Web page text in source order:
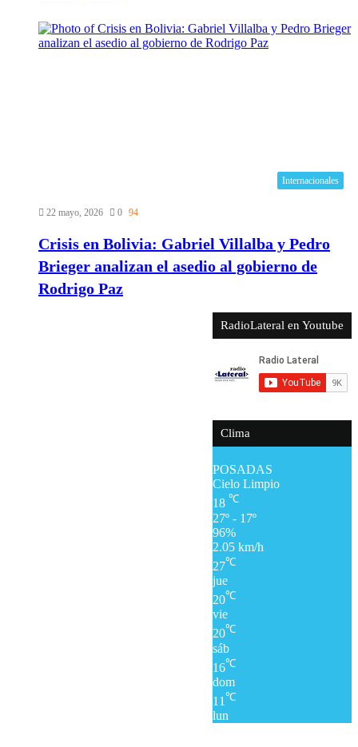
Internacionales
22 mayo, 2026 0 94
Crisis en Bolivia: Gabriel Villalba y Pedro
Brieger analizan el asedio al gobierno de
Rodrigo Paz
RadioLateral en Youtube
Clima
POSADAS
Cielo Limpio
18 ℃
27º - 17º
96%
2.05 km/h
27℃
jue
20℃
vie
20℃
sáb
16℃
dom
11 ℃
lun